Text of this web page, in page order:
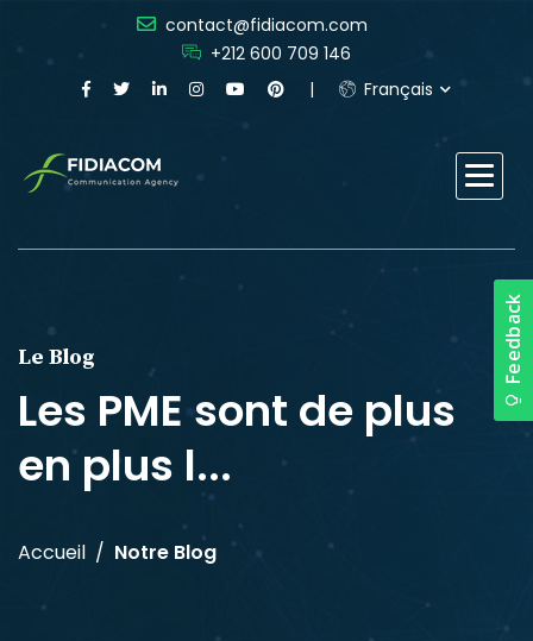
contact@fidiacom.com
+212 600 709 146
Français
Le Blog
Les PME sont de plus
en plus l...
Accueil Notre Blog